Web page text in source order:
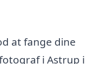
at fange dine
i Astrup i